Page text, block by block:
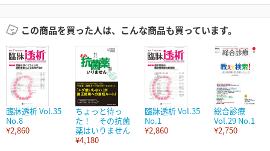
この商品を買った人は、こんな商品も買っています。
臨牀透析 Vol.35
No.8
¥2,860
ちょっと待っ
た！ その抗菌
薬はいりません
¥4,180
臨牀透析 Vol.35
No.1
¥2,860
総合診療
Vol.29 No.1
¥2,750